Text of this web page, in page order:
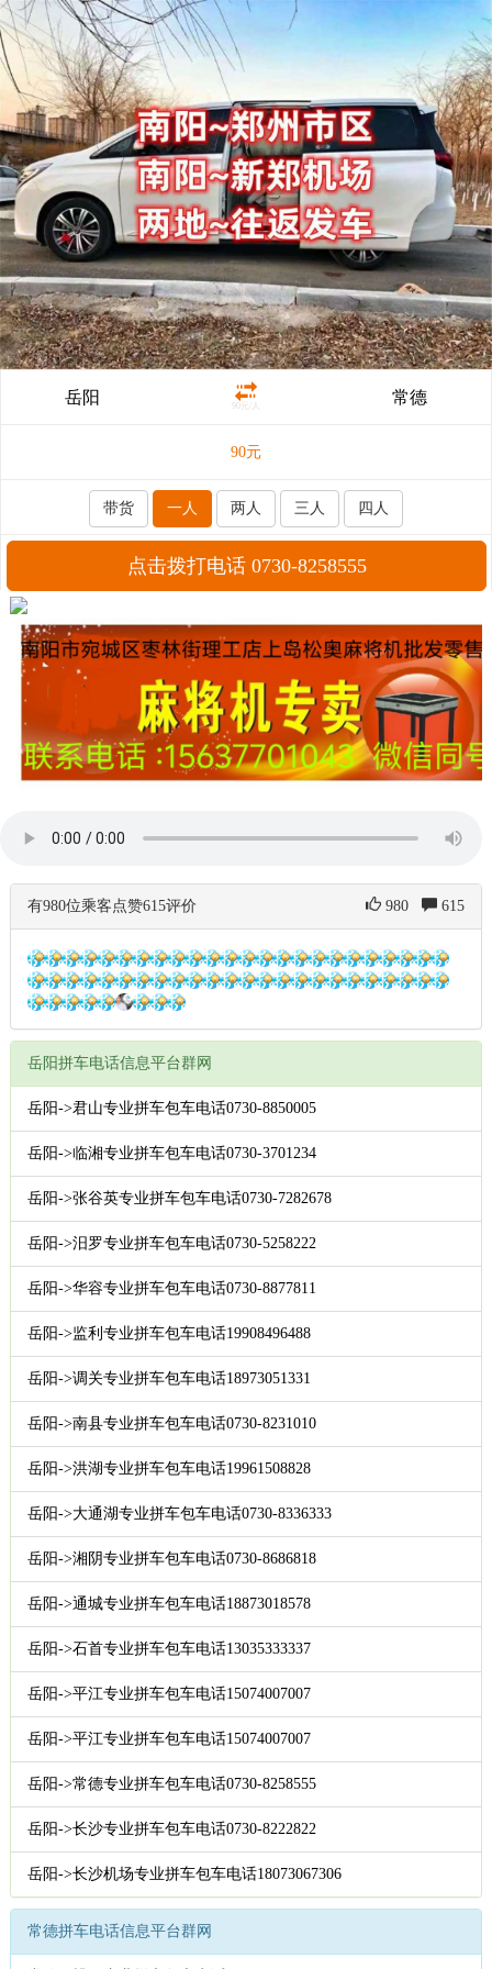
岳阳 90元/人 常德
90元
带货 一人 两人 三人 四人
点击拨打电话 0730-8258555
有980位乘客点赞615评价 980 615
岳阳拼车电话信息平台群网
岳阳->君山专业拼车包车电话0730-8850005
岳阳->临湘专业拼车包车电话0730-3701234
岳阳->张谷英专业拼车包车电话0730-7282678
岳阳->汨罗专业拼车包车电话0730-5258222
岳阳->华容专业拼车包车电话0730-8877811
岳阳->监利专业拼车包车电话19908496488
岳阳->调关专业拼车包车电话18973051331
岳阳->南县专业拼车包车电话0730-8231010
岳阳->洪湖专业拼车包车电话19961508828
岳阳->大通湖专业拼车包车电话0730-8336333
岳阳->湘阴专业拼车包车电话0730-8686818
岳阳->通城专业拼车包车电话18873018578
岳阳->石首专业拼车包车电话13035333337
岳阳->平江专业拼车包车电话15074007007
岳阳->平江专业拼车包车电话15074007007
岳阳->常德专业拼车包车电话0730-8258555
岳阳->长沙专业拼车包车电话0730-8222822
岳阳->长沙机场专业拼车包车电话18073067306
常德拼车电话信息平台群网